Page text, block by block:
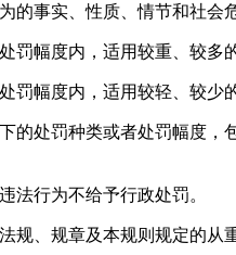
事实、性质、情节和社会
罚幅度内，适用较重、较多
罚幅度内，适用较轻、较少
的处罚种类或者处罚幅度
法行为不给予行政处罚。
规、规章及本规则规定的